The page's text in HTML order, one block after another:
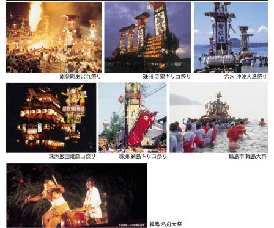
お祭備品と豆知識
なぜ、獅子と牡丹の組み合わせ
は、最強の獅子を表現するために
かかせない要素なのか。